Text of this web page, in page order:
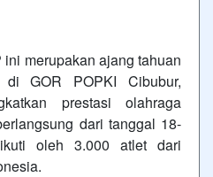
merupakan ajang tahuan
di GOR POPKI Cibubur,
prestasi olahraga
dari tanggal 18-
oleh 3.000 atlet dari